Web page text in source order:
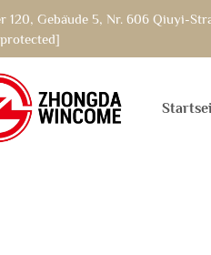
120, Gebäude 5, Nr. 606 Qiuyi-